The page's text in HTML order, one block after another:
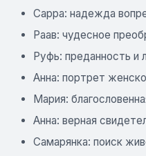
Сарра: надежда
Раав: чудесное
Руфь: преданность и
Анна: портрет
Мария:
Анна: верная
Самарянка: поиск